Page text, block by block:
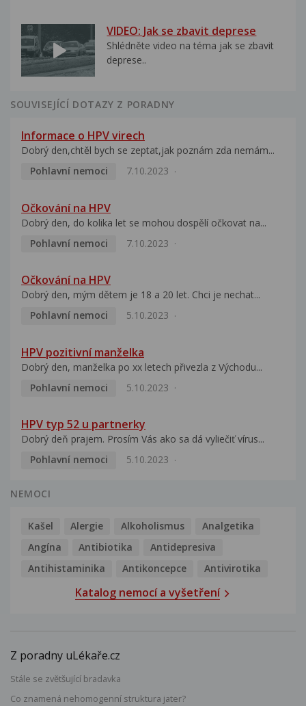
VIDEO: Jak se zbavit deprese
Shlédněte video na téma jak se zbavit
deprese..
SOUVISEJÍCÍ DOTAZY Z PORADNY
Informace o HPV virech
Dobrý den,chtěl bych se zeptat,jak poznám zda nemám...
Pohlavní nemoci
7.10.2023
Očkování na HPV
Dobrý den, do kolika let se mohou dospělí očkovat na...
Pohlavní nemoci
7.10.2023
Očkování na HPV
Dobrý den, mým dětem je 18 a 20 let. Chci je nechat...
Pohlavní nemoci
5.10.2023
HPV pozitivní manželka
Dobrý den, manželka po xx letech přivezla z Východu...
Pohlavní nemoci
5.10.2023
HPV typ 52 u partnerky
Dobrý deň prajem. Prosím Vás ako sa dá vyliečiť vírus...
Pohlavní nemoci
5.10.2023
NEMOCI
Kašel Alergie Alkoholismus
Analgetika
Angína
Antibiotika
Antidepresiva
Antihistaminika
Antikoncepce Antivirotika
Katalog nemocí a vyšetření
Z poradny uLékaře.cz
Stále se zvětšující bradavka
Co znamená nehomogenní struktura jater?